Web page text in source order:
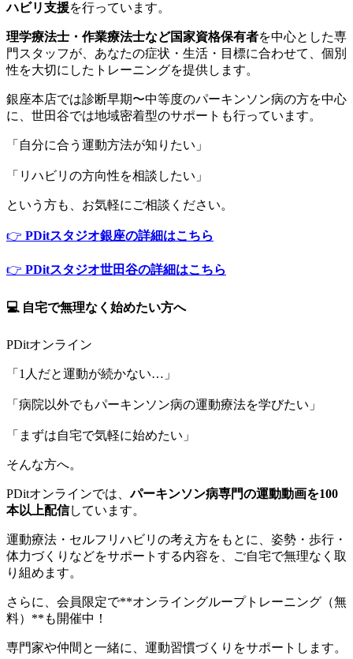
ハビリ支援を行っています。
理学療法士・作業療法士など国家資格保有者を中心とした専
門スタッフが、あなたの症状・生活・目標に合わせて、個別
性を大切にしたトレーニングを提供します。
銀座本店では診断早期〜中等度のパーキンソン病の方を中心
に、世田谷では地域密着型のサポートも行っています。
「自分に合う運動方法が知りたい」
「リハビリの方向性を相談したい」
という方も、お気軽にご相談ください。
👉 PDitスタジオ銀座の詳細はこちら
👉 PDitスタジオ世田谷の詳細はこちら
💻 自宅で無理なく始めたい方へ
PDitオンライン
「1人だと運動が続かない…」
「病院以外でもパーキンソン病の運動療法を学びたい」
「まずは自宅で気軽に始めたい」
そんな方へ。
PDitオンラインでは、パーキンソン病専門の運動動画を100
本以上配信しています。
運動療法・セルフリハビリの考え方をもとに、姿勢・歩行・
体力づくりなどをサポートする内容を、ご自宅で無理なく取
り組めます。
さらに、会員限定で**オンライングループトレーニング（無
料）**も開催中！
専門家や仲間と一緒に、運動習慣づくりをサポートします。